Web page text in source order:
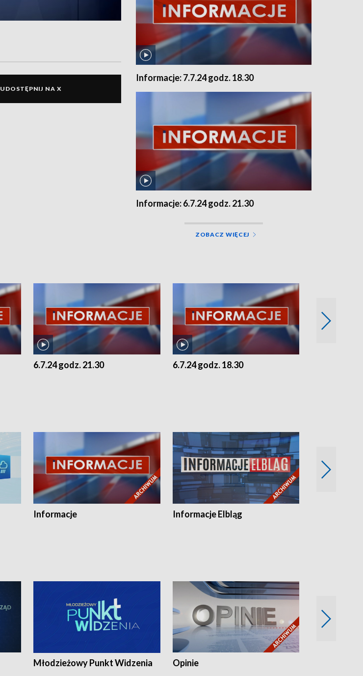
UDOSTĘPNIJ NA X
Informacje: 7.7.24 godz. 18.30
Informacje: 6.7.24 godz. 21.30
ZOBACZ WIĘCEJ
6.7.24 godz. 21.30 6.7.24 godz. 18.30
Informacje Informacje Elbląg
Młodzieżowy Punkt Widzenia Opinie